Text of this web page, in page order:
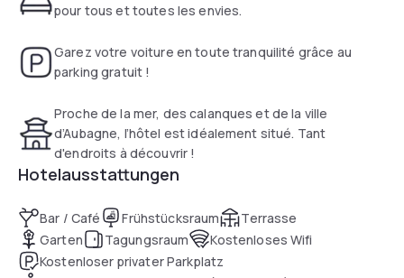
pour tous et toutes les envies.
Garez votre voiture en toute tranquilité grâce au
parking gratuit !
Proche de la mer, des calanques et de la ville
d’Aubagne, l’hôtel est idéalement situé. Tant
d'endroits à découvrir !
Hotelausstattungen
Bar / Café Frühstücksraum
Terrasse
Garten
Tagungsraum
Kostenloses Wifi
Kostenloser privater Parkplatz